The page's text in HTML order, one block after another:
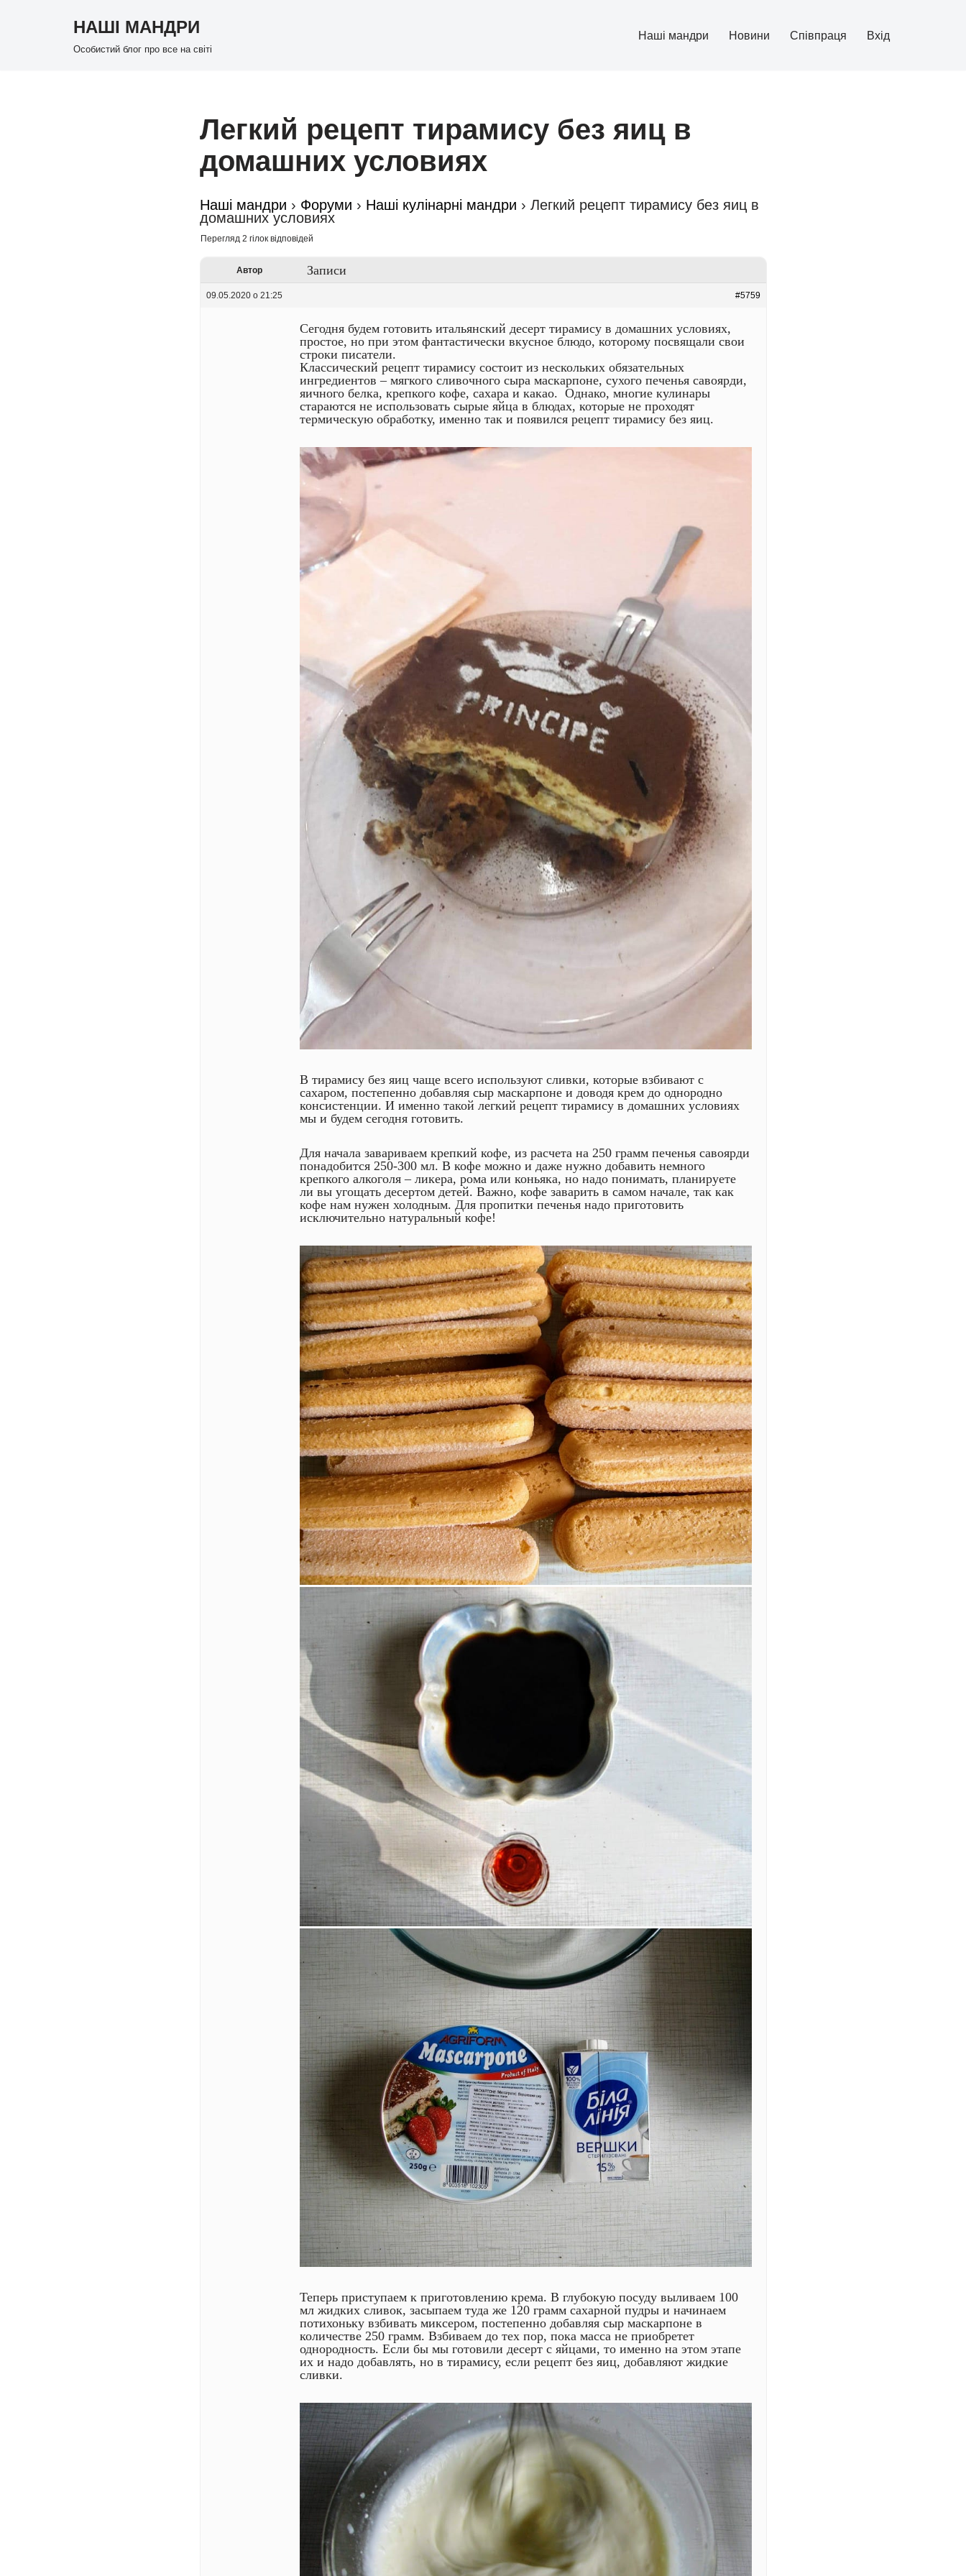
НАШІ МАНДРИ
Особистий блог про все на світі
Наші мандри Новини Співпраця Вхід
Легкий рецепт тирамису без яиц в
домашних условиях
Наші мандри › Форуми › Наші кулінарні мандри › Легкий рецепт тирамису без яиц в
домашних условиях
Перегляд 2 гілок відповідей
Автор Записи
09.05.2020 о 21:25 #5759
Сегодня будем готовить итальянский десерт тирамису в домашних условиях,
простое, но при этом фантастически вкусное блюдо, которому посвящали свои
строки писатели.
Классический рецепт тирамису состоит из нескольких обязательных
ингредиентов – мягкого сливочного сыра маскарпоне, сухого печенья савоярди,
яичного белка, крепкого кофе, сахара и какао. Однако, многие кулинары
стараются не использовать сырые яйца в блюдах, которые не проходят
термическую обработку, именно так и появился рецепт тирамису без яиц.
В тирамису без яиц чаще всего используют сливки, которые взбивают с
сахаром, постепенно добавляя сыр маскарпоне и доводя крем до однородно
консистенции. И именно такой легкий рецепт тирамису в домашних условиях
мы и будем сегодня готовить.
Для начала завариваем крепкий кофе, из расчета на 250 грамм печенья савоярди
понадобится 250-300 мл. В кофе можно и даже нужно добавить немного
крепкого алкоголя – ликера, рома или коньяка, но надо понимать, планируете
ли вы угощать десертом детей. Важно, кофе заварить в самом начале, так как
кофе нам нужен холодным. Для пропитки печенья надо приготовить
исключительно натуральный кофе!
Теперь приступаем к приготовлению крема. В глубокую посуду выливаем 100
мл жидких сливок, засыпаем туда же 120 грамм сахарной пудры и начинаем
потихоньку взбивать миксером, постепенно добавляя сыр маскарпоне в
количестве 250 грамм. Взбиваем до тех пор, пока масса не приобретет
однородность. Если бы мы готовили десерт с яйцами, то именно на этом этапе
их и надо добавлять, но в тирамису, если рецепт без яиц, добавляют жидкие
сливки.